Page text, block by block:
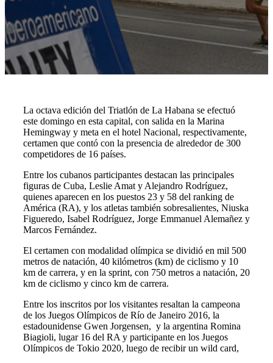
La octava edición del Triatlón de La Habana se efectuó
este domingo en esta capital, con salida en la Marina
Hemingway y meta en el hotel Nacional, respectivamente,
certamen que contó con la presencia de alrededor de 300
competidores de 16 países.
Entre los cubanos participantes destacan las principales
figuras de Cuba, Leslie Amat y Alejandro Rodríguez,
quienes aparecen en los puestos 23 y 58 del ranking de
América (RA), y los atletas también sobresalientes, Niuska
Figueredo, Isabel Rodríguez, Jorge Emmanuel Alemañez y
Marcos Fernández.
El certamen con modalidad olímpica se dividió en mil 500
metros de natación, 40 kilómetros (km) de ciclismo y 10
km de carrera, y en la sprint, con 750 metros a natación, 20
km de ciclismo y cinco km de carrera.
Entre los inscritos por los visitantes resaltan la campeona
de los Juegos Olímpicos de Río de Janeiro 2016, la
estadounidense Gwen Jorgensen, y la argentina Romina
Biagioli, lugar 16 del RA y participante en los Juegos
Olímpicos de Tokio 2020, luego de recibir un wild card,